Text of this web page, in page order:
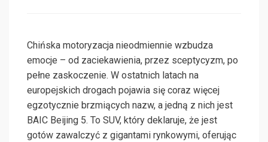
Chińska motoryzacja nieodmiennie wzbudza
emocje – od zaciekawienia, przez sceptycyzm, po
pełne zaskoczenie. W ostatnich latach na
europejskich drogach pojawia się coraz więcej
egzotycznie brzmiących nazw, a jedną z nich jest
BAIC Beijing 5. To SUV, który deklaruje, że jest
gotów zawalczyć z gigantami rynkowymi, oferując